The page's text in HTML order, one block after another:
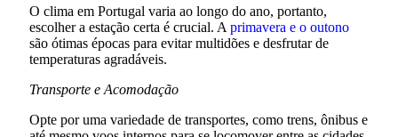
O clima em Portugal varia ao longo do ano, portanto,
escolher a estação certa é crucial. A primavera e o outono
são ótimas épocas para evitar multidões e desfrutar de
temperaturas agradáveis.
Transporte e Acomodação
Opte por uma variedade de transportes, como trens, ônibus e